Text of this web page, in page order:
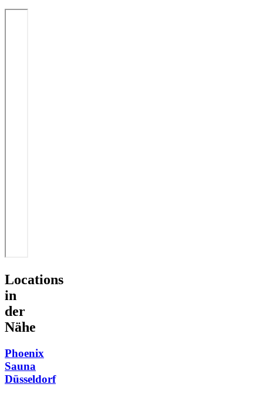
Locations
in
der
Nähe
Phoenix
Sauna
Düsseldorf